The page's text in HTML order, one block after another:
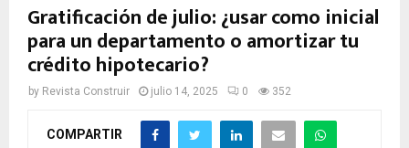
Gratificación de julio: ¿usar como inicial
para un departamento o amortizar tu
crédito hipotecario?
by Revista Construir julio 14, 2025 0 352
COMPARTIR